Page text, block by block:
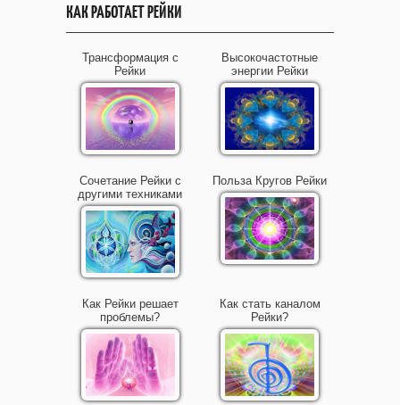
КАК РАБОТАЕТ РЕЙКИ
Трансформация с
Рейки
Высокочастотные
энергии Рейки
Сочетание Рейки с
другими техниками
Польза Кругов Рейки
Как Рейки решает
проблемы?
Как стать каналом
Рейки?